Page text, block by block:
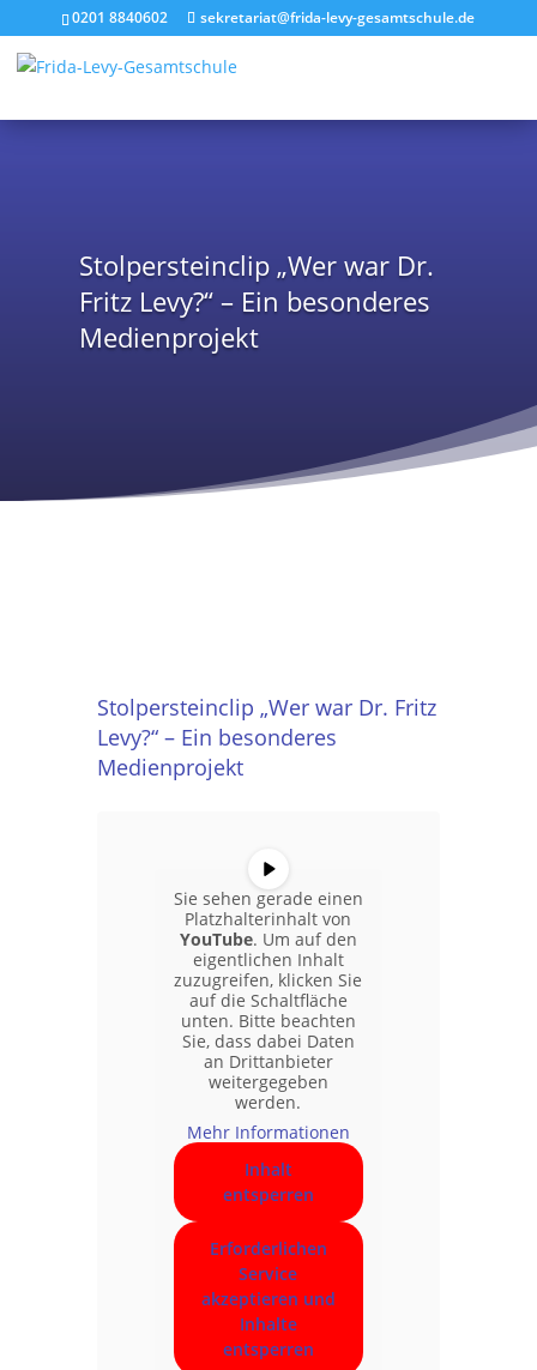
0201 8840602 sekretariat@frida-levy-gesamtschule.de
Stolpersteinclip „Wer war Dr.
Fritz Levy?“ – Ein besonderes
Medienprojekt
Stolpersteinclip „Wer war Dr. Fritz
Levy?“ – Ein besonderes
Medienprojekt
Sie sehen gerade einen
Platzhalterinhalt von
YouTube. Um auf den
eigentlichen Inhalt
zuzugreifen, klicken Sie
auf die Schaltfläche
unten. Bitte beachten
Sie, dass dabei Daten
an Drittanbieter
weitergegeben
werden.
Mehr Informationen
Inhalt
entsperren
Erforderlichen
Service
akzeptieren und
Inhalte
entsperren